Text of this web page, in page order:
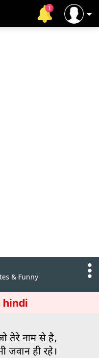
& Funny
hindi
तेरे नाम से है,
जवान ही रहे।